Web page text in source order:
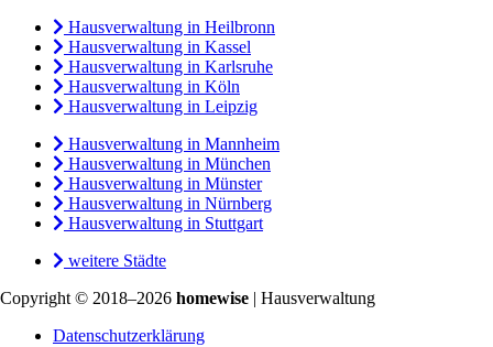
Hausverwaltung in Heilbronn
Hausverwaltung in Kassel
Hausverwaltung in Karlsruhe
Hausverwaltung in Köln
Hausverwaltung in Leipzig
Hausverwaltung in Mannheim
Hausverwaltung in München
Hausverwaltung in Münster
Hausverwaltung in Nürnberg
Hausverwaltung in Stuttgart
weitere Städte
Copyright © 2018–2026 homewise | Hausverwaltung
Datenschutzerklärung